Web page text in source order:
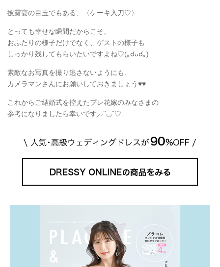
披露宴の目玉でもある、〈ケーキ入刀♡〉
とっても幸せな瞬間だからこそ、
おふたりの様子だけでなく、ゲストの様子も
しっかり残してもらいたいですよね♡(｡☌ᴗ☌｡)
素敵なお写真を撮り逃さないようにも、
カメラマンさんにお願いしておきましょう♥♥
これからご結婚式を控えたプレ花嫁のみなさまの
参考になりましたら幸いです⸝⸝˘◡˘♡